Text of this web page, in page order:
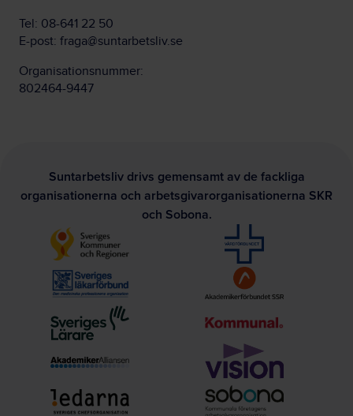
Tel: 08-641 22 50
E-post: fraga@suntarbetsliv.se
Organisationsnummer:
802464-9447
Suntarbetsliv drivs gemensamt av de fackliga
organisationerna och arbetsgivarorganisationerna SKR
och Sobona.